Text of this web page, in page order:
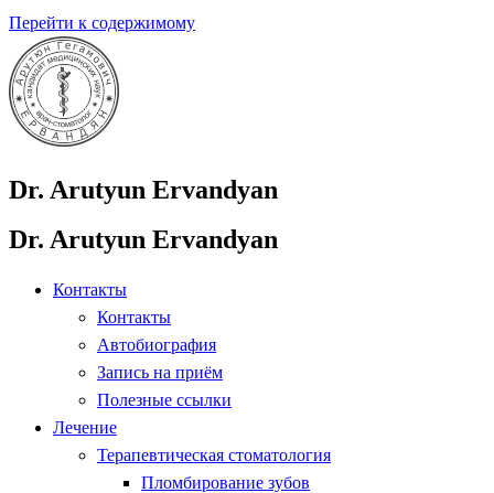
Перейти к содержимому
Dr. Arutyun Ervandyan
Dr. Arutyun Ervandyan
Контакты
Контакты
Автобиография
Запись на приём
Полезные ссылки
Лечение
Терапевтическая стоматология
Пломбирование зубов